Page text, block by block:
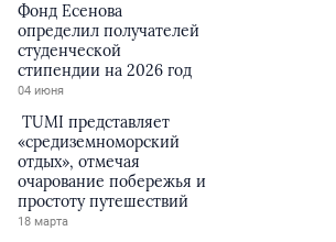
Фонд Есенова
определил получателей
студенческой
стипендии на 2026 год
04 июня
TUMI представляет
«средиземноморский
отдых», отмечая
очарование побережья и
простоту путешествий
18 марта